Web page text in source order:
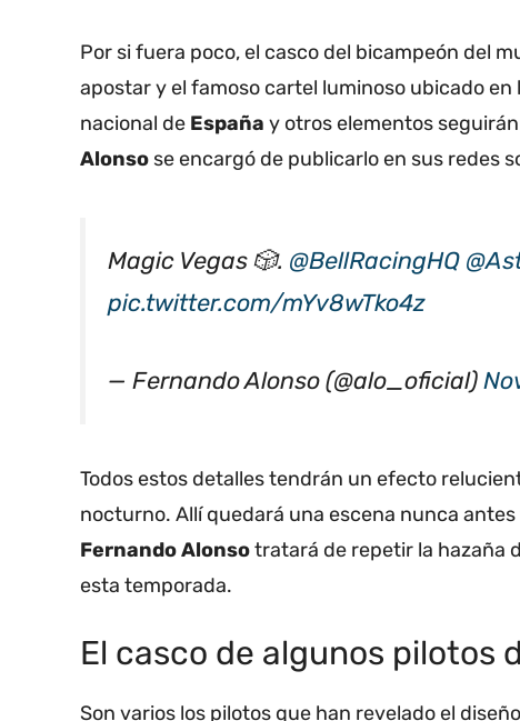
Por si fuera poco, el casco del bicampeón del
apostar y el famoso cartel luminoso ubicado en
nacional de España y otros elementos
Alonso se encargó de publicarlo en sus redes
Magic Vegas 🎲. @BellRacingHQ
pic.twitter.com/mYv8wTko4z
— Fernando Alonso (@alo_oficial)
Todos estos detalles tendrán un efecto
nocturno. Allí quedará una escena nunca antes
Fernando Alonso
tratará de repetir la hazaña
esta temporada.
El casco de algunos pilotos
Son varios los pilotos que han revelado el